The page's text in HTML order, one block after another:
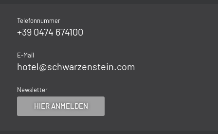
Telefonnummer
+39 0474 674100
E-Mail
hotel@schwarzenstein.com
Newsletter
HIER ANMELDEN